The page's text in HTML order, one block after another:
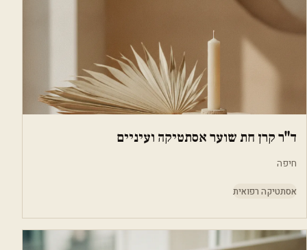
ד"ר קרן חת שוער אסתטיקה ועיניים
חיפה
אסתטיקה רפואית